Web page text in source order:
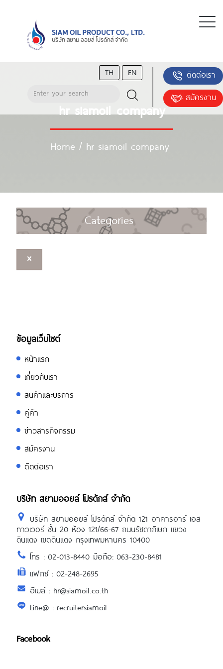
TH EN
ติดต่อเรา
สมัครงาน
hr siamoil company
Home / hr siamoil company
Categories
ข้อมูลเว็บไซต์
หน้าแรก
เกี่ยวกับเรา
สินค้าและบริการ
คู่ค้า
ข่าวสารกิจกรรม
สมัครงาน
ติดต่อเรา
บริษัท สยามออยล์ โปรดักส์ จำกัด
บริษัท สยามออยล์ โปรดักส์ จำกัด 121 อาคารอาร์ เอส
ทาวเวอร์ ชั้น 20 ห้อง 121/66-67 ถนนรัชดาภิเษก แขวง
ดินแดง เขตดินแดง กรุงเทพมหานคร 10400
โทร : 02-013-8440 มือถือ: 063-230-8481
แฟกซ์ : 02-248-2695
อีเมล์ : hr@siamoil.co.th
Line@ : recruitersiamoil
Facebook